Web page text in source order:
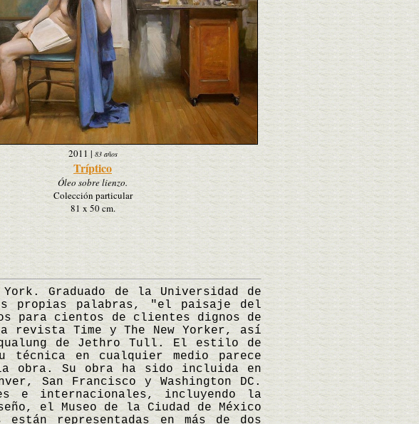
2011 | 83 años
Tríptico
Óleo sobre lienzo.
Colección particular
81 x 50 cm.
Graduado de la Universidad de
propias palabras, "el paisaje del
para cientos de clientes dignos de
revista Time y The New Yorker, así
de Jethro Tull. El estilo de
técnica en cualquier medio parece
Su obra ha sido incluida en
San Francisco y Washington DC.
e internacionales, incluyendo la
el Museo de la Ciudad de México
representadas en más de dos